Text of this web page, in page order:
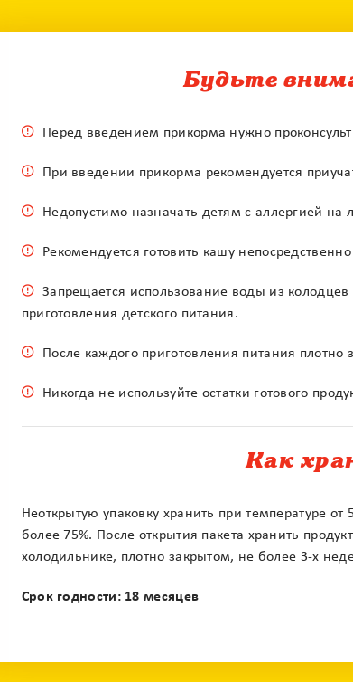
Будьте
Перед введением прикорма нужно
При введении прикорма рекомендуется
Недопустимо назначать детям с аллергией на
Рекомендуется готовить кашу
Запрещается использование воды из
приготовления детского питания.
После каждого приготовления питания плотно
Никогда не используйте остатки готового
Как
Неоткрытую упаковку хранить при температуре
более 75%. После открытия пакета хранить
холодильнике, плотно закрытом, не более 3-х
Срок годности: 18 месяцев